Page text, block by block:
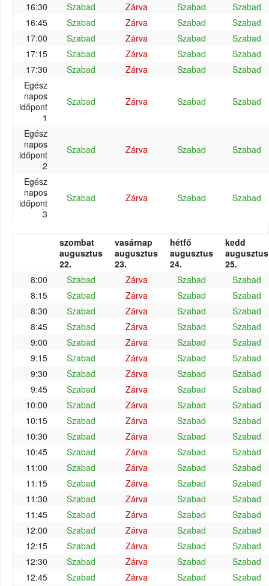
16:30 Szabad Zárva Szabad
Szabad
16:45
Szabad Zárva Szabad
Szabad
17:00
Szabad Zárva Szabad
Szabad
17:15
Szabad Zárva Szabad
Szabad
17:30
Szabad Zárva Szabad
Szabad
Egész
napos
időpont
1
Szabad Zárva Szabad Szabad
Egész
napos
időpont
2
Szabad Zárva Szabad Szabad
Egész
napos
időpont
3
Szabad Zárva Szabad Szabad
szombat
augusztus
22.
vasárnap
augusztus
23.
hétfő
augusztus
24.
kedd
augusztus
25.
8:00
Szabad Zárva Szabad
Szabad
8:15
Szabad Zárva Szabad
Szabad
8:30
Szabad Zárva Szabad
Szabad
8:45
Szabad Zárva Szabad
Szabad
9:00
Szabad Zárva Szabad
Szabad
9:15
Szabad Zárva Szabad
Szabad
9:30
Szabad Zárva Szabad
Szabad
9:45
Szabad Zárva Szabad
Szabad
10:00
Szabad Zárva Szabad
Szabad
10:15
Szabad Zárva Szabad
Szabad
10:30
Szabad Zárva Szabad
Szabad
10:45
Szabad Zárva Szabad
Szabad
11:00
Szabad Zárva Szabad
Szabad
11:15
Szabad Zárva Szabad
Szabad
11:30
Szabad Zárva Szabad
Szabad
11:45
Szabad Zárva Szabad
Szabad
12:00
Szabad Zárva Szabad
Szabad
12:15
Szabad Zárva Szabad
Szabad
12:30
Szabad Zárva Szabad
Szabad
12:45
Szabad Zárva Szabad
Szabad